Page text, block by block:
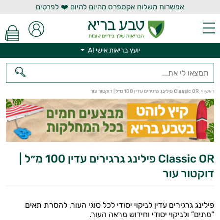
אפשרות משלוח אקספרס מהיום להיום ❤️ לפרטים
יועץ בריאות אישי AI
ראשי > Classic OR פילינג גרגירים עדין 100 מ״ל | דוקטור עור
Classic OR פילינג גרגירים עדין 100 מ״ל |
דוקטור עור
פילינג גרגירים עדין לניקוי יסודי לכל סוגי העור, להסרת תאים
“מתים” ולניקוי יסודי וחידוש מראה העור.
יועץ בריאות אישי AI